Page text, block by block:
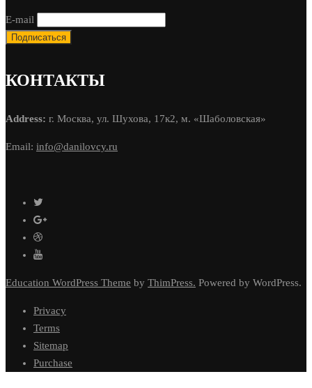
E-mail
КОНТАКТЫ
Address: г. Москва, ул. Шухова, 17к2, м. «Шаболовская»
Email: info@danilovcy.ru
Education WordPress Theme by ThimPress. Powered by WordPress.
Privacy
Terms
Sitemap
Purchase